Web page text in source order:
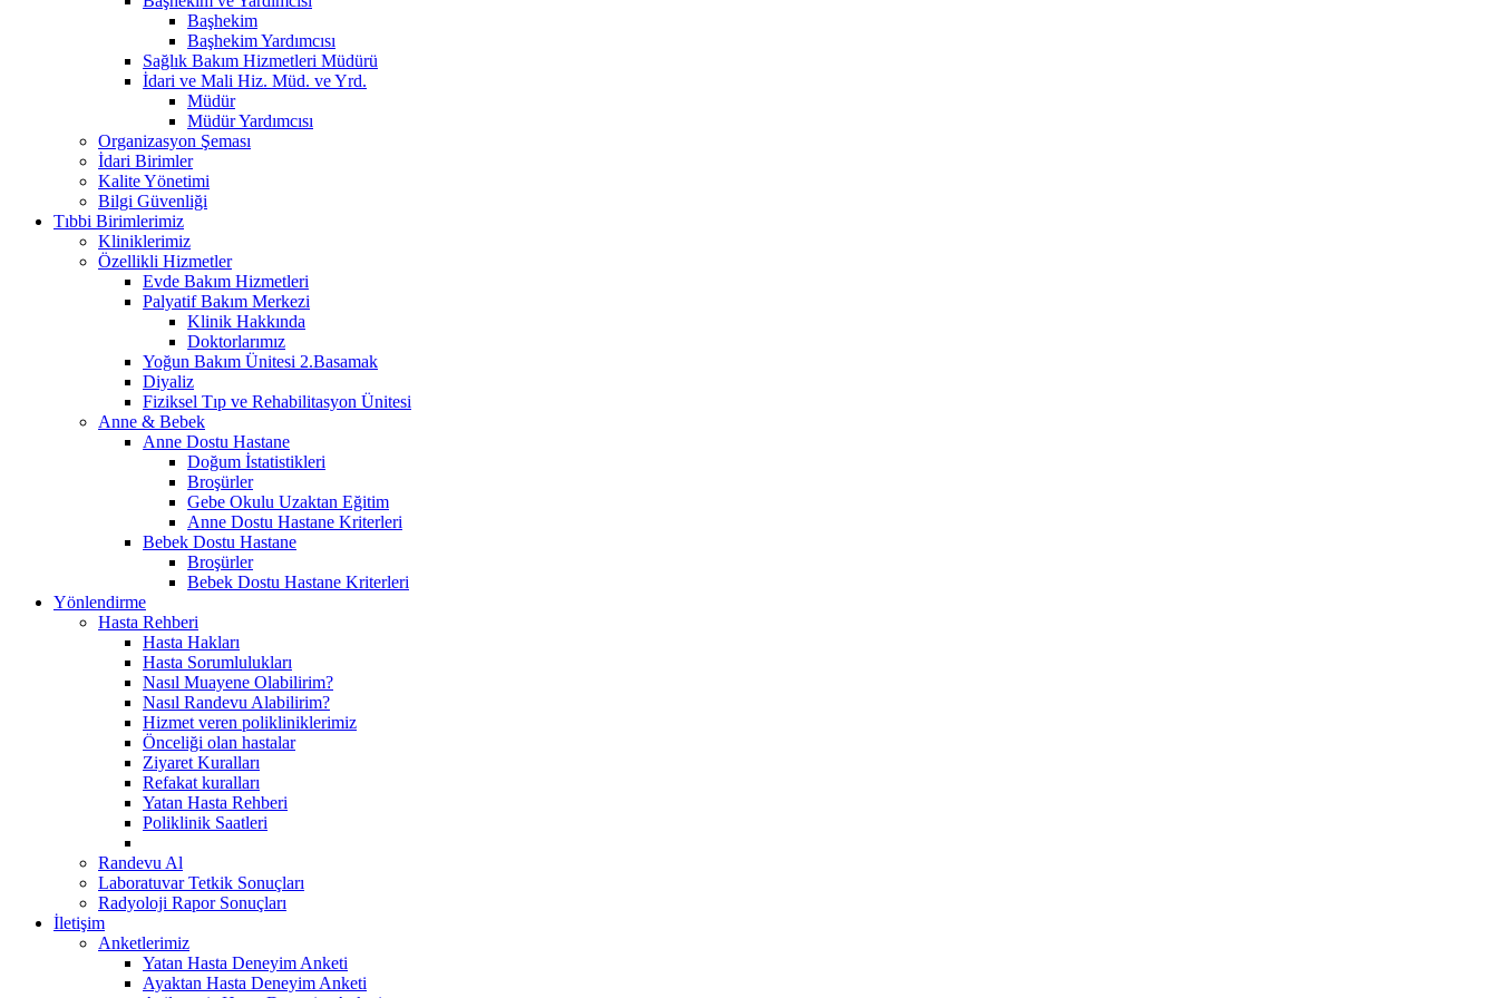
Başhekim
Başhekim Yardımcısı
Sağlık Bakım Hizmetleri Müdürü
İdari ve Mali Hiz. Müd. ve Yrd.
Müdür
Müdür Yardımcısı
Organizasyon Şeması
İdari Birimler
Kalite Yönetimi
Bilgi Güvenliği
Tıbbi Birimlerimiz
Kliniklerimiz
Özellikli Hizmetler
Evde Bakım Hizmetleri
Palyatif Bakım Merkezi
Klinik Hakkında
Doktorlarımız
Yoğun Bakım Ünitesi 2.Basamak
Diyaliz
Fiziksel Tıp ve Rehabilitasyon Ünitesi
Anne & Bebek
Anne Dostu Hastane
Doğum İstatistikleri
Broşürler
Gebe Okulu Uzaktan Eğitim
Anne Dostu Hastane Kriterleri
Bebek Dostu Hastane
Broşürler
Bebek Dostu Hastane Kriterleri
Yönlendirme
Hasta Rehberi
Hasta Hakları
Hasta Sorumlulukları
Nasıl Muayene Olabilirim?
Nasıl Randevu Alabilirim?
Hizmet veren polikliniklerimiz
Önceliği olan hastalar
Ziyaret Kuralları
Refakat kuralları
Yatan Hasta Rehberi
Poliklinik Saatleri
Randevu Al
Laboratuvar Tetkik Sonuçları
Radyoloji Rapor Sonuçları
İletişim
Anketlerimiz
Yatan Hasta Deneyim Anketi
Ayaktan Hasta Deneyim Anketi